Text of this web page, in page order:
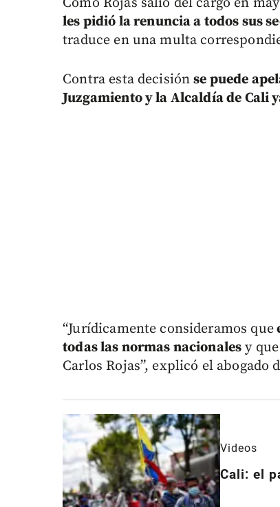
les pidió la renuncia a todos sus
traduce en una multa
Contra esta decisiónse puede
Juzgamiento y la Alcaldía de Cali
“Jurídicamente consideramos que
todas las normas nacionales y
Carlos Rojas”, explicó el abogado
Videos
Cali: el